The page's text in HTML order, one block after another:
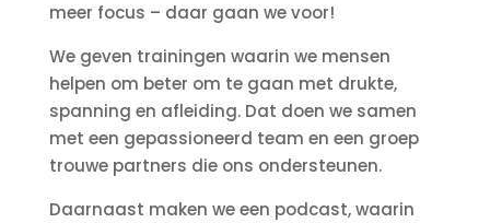
meer focus – daar gaan we voor!
We geven trainingen waarin we mensen
helpen om beter om te gaan met drukte,
spanning en afleiding. Dat doen we samen
met een gepassioneerd team en een groep
trouwe partners die ons ondersteunen.
Daarnaast maken we een podcast, waarin